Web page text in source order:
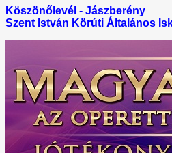
Köszönőlevél - Jászberény
Szent István Körúti Általános